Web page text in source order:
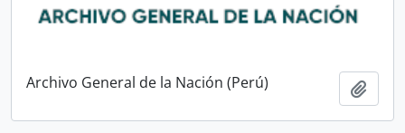
Archivo General de la Nación (Perú)